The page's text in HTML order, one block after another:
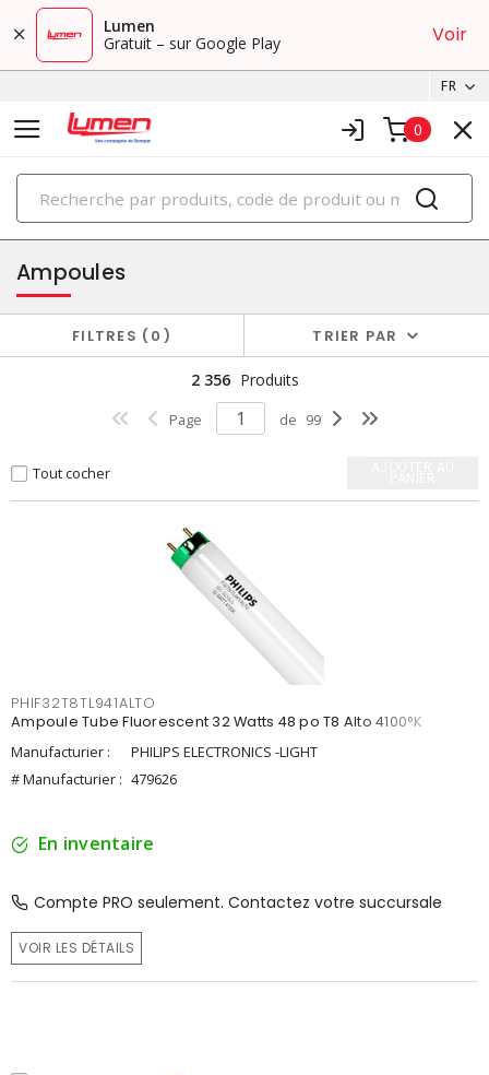
Lumen
Gratuit – sur Google Play
Voir
FR
0
PRODUITS
éclairage
Ampoules
FILTRES 0 TRIER PAR
2 356 Produits
Page de 99
Tout cocher
PHIF32T8TL941ALTO
Ampoule Tube Fluorescent 32 Watts 48 po T8 Alto 4100°K
Manufacturier :
PHILIPS ELECTRONICS -LIGHT
# Manufacturier : 479626
En inventaire
Compte PRO seulement. Contactez votre succursale
VOIR LES DÉTAILS